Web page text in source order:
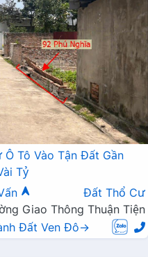
Ô Tô Vào Tận Đất Gần
Tỷ
Đất Thổ Cư
Giao Thông Thuận Tiện
Đất Ven Đô→